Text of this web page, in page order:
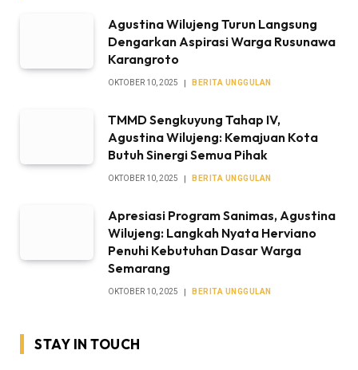
Agustina Wilujeng Turun Langsung
Dengarkan Aspirasi Warga Rusunawa
Karangroto
OKTOBER 10, 2025 BERITA UNGGULAN
TMMD Sengkuyung Tahap IV,
Agustina Wilujeng: Kemajuan Kota
Butuh Sinergi Semua Pihak
OKTOBER 10, 2025 BERITA UNGGULAN
Apresiasi Program Sanimas, Agustina
Wilujeng: Langkah Nyata Herviano
Penuhi Kebutuhan Dasar Warga
Semarang
OKTOBER 10, 2025 BERITA UNGGULAN
STAY IN TOUCH